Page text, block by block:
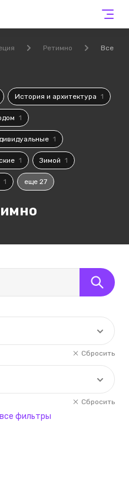
Ретимно Все
История и архитектура 1
1
1
1 Зимой 1
1 еще 27
Сбросить
Сбросить
фильтры